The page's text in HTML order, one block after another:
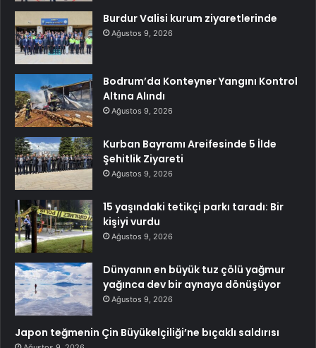
Burdur Valisi kurum ziyaretlerinde
Ağustos 9, 2026
Bodrum’da Konteyner Yangını Kontrol
Altına Alındı
Ağustos 9, 2026
Kurban Bayramı Areifesinde 5 İlde
Şehitlik Ziyareti
Ağustos 9, 2026
15 yaşındaki tetikçi parkı taradı: Bir
kişiyi vurdu
Ağustos 9, 2026
Dünyanın en büyük tuz çölü yağmur
yağınca dev bir aynaya dönüşüyor
Ağustos 9, 2026
Japon teğmenin Çin Büyükelçiliği’ne bıçaklı saldırısı